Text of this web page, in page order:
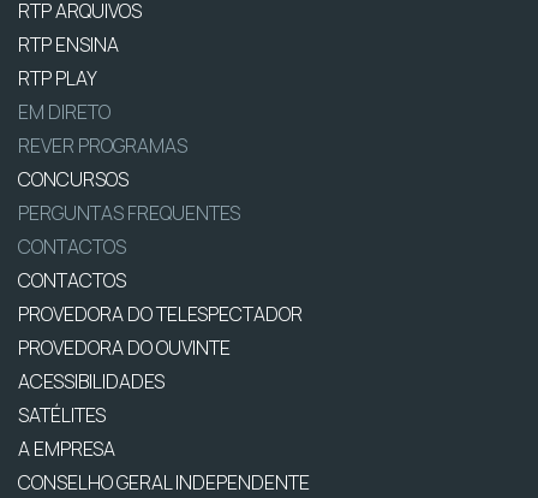
RTP ARQUIVOS
RTP ENSINA
RTP PLAY
EM DIRETO
REVER PROGRAMAS
CONCURSOS
PERGUNTAS FREQUENTES
CONTACTOS
CONTACTOS
PROVEDORA DO TELESPECTADOR
PROVEDORA DO OUVINTE
ACESSIBILIDADES
SATÉLITES
A EMPRESA
CONSELHO GERAL INDEPENDENTE